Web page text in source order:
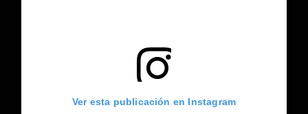
Ver esta publicación en Instagram